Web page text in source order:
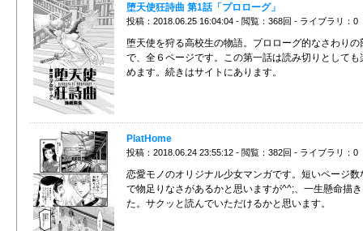
堕天使狂詩曲 第1話「プロローグ」
投稿：2018.06.25 16:04:04 - 閲覧：368回 - ライブラリ：0
堕天使を狩る高校生の物語。プロローグ的なさわりの
で、全６ページです。この第一話は読み切りとしても
めます。続きはサイトにあります。
PlatHome
投稿：2018.06.24 23:55:12 - 閲覧：382回 - ライブラリ：0
恋愛モノのオリジナル少女マンガです。短いページ数
で物足りなさがあるかと思いますが^^;、一生懸命描
た。サクッと読んでいただけるかと思います。